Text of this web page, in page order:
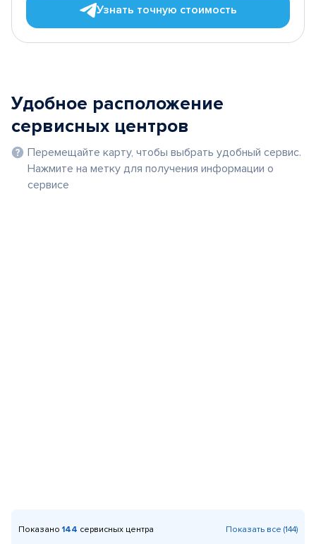
Узнать точную стоимость
Удобное расположение
сервисных центров
Перемещайте карту, чтобы выбрать удобный сервис.
Нажмите на метку для получения информации о
сервисе
Показано 144 сервисных центра Показать все (144)